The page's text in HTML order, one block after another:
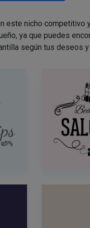
nicho competitivo
ya que puedes
según tus deseos